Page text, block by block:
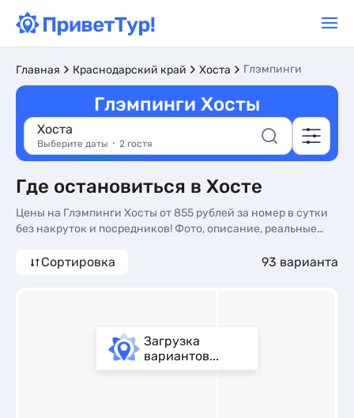
Главная Краснодарский край Хоста Глэмпинги
Глэмпинги Хосты
Хоста
Выберите даты 2 гостя
Где остановиться в Хосте
Цены на Глэмпинги Хосты от 855 рублей за номер в сутки
без накруток и посредников! Фото, описание, реальные
ценам на сайте ПриветТур
Сортировка 93 варианта
Загрузка
вариантов...